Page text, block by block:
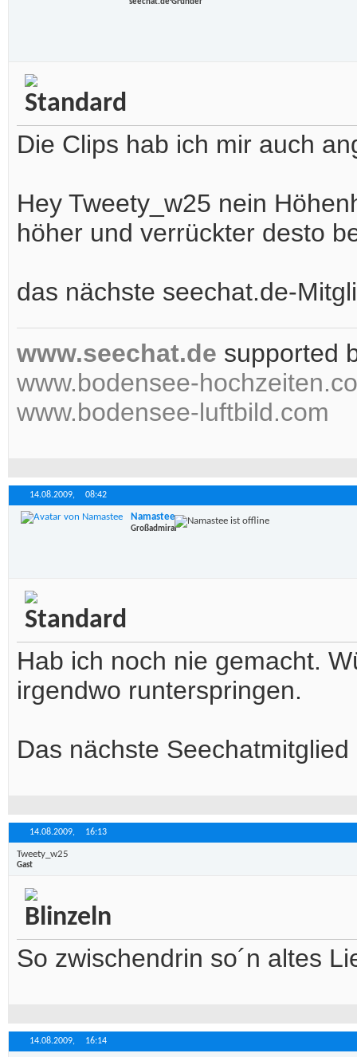
seechat.de Gründer
Die Clips hab ich mir auch
Hey Tweety_w25 nein
höher und verrückter desto
das nächste seechat.de-
www.seechat.de supported
www.bodensee-
www.bodensee-luftbild.com
14.08.2009, 08:42
Namastee
Großadmiral
Hab ich noch nie gemacht.
irgendwo runterspringen.
Das nächste
14.08.2009, 16:13
Tweety_w25
Gast
So zwischendrin so´n altes
14.08.2009, 16:14